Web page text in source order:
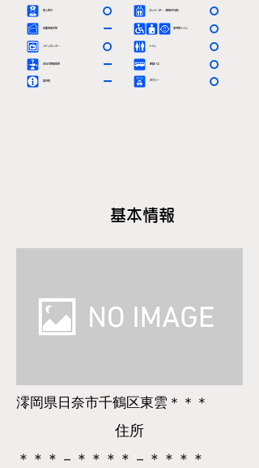
有人窓口
定期券発売所
エレベーター（車椅子対応）
多目的トイレ
〇
ー
〇
〇
コインロッカー トイレ
〇 〇
お忘れ物取扱所 ー
案内所 ー タクシー 〇
路線バス 〇
基本情報
澪岡県日奈市千鶴区東雲＊＊＊
​住所
＊＊＊－＊＊＊＊－＊＊＊＊